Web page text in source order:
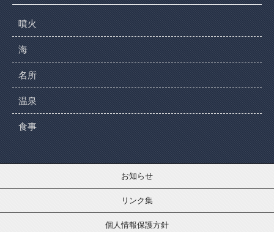
噴火
海
名所
温泉
食事
お知らせ
リンク集
個人情報保護方針